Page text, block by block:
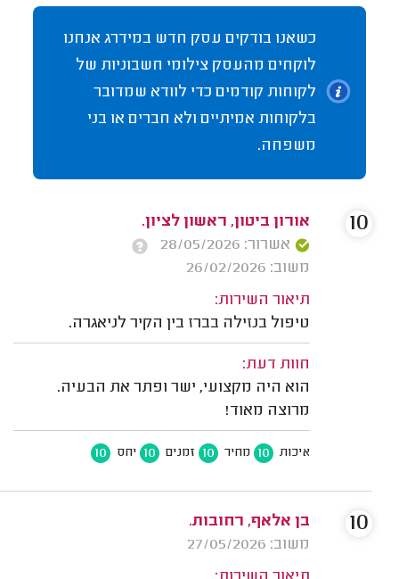
כשאנו בודקים עסק חדש במידרג אנחנו
לוקחים מהעסק צילומי חשבוניות של
לקוחות קודמים כדי לוודא שמדובר
בלקוחות אמיתיים ולא חברים או בני
משפחה.
אורון ביטון, ראשון לציון.
אשרור: 28/05/2026
משוב: 26/02/2026
תיאור השירות:
טיפול בנזילה בברז בין הקיר לניאגרה.
חוות דעת:
הוא היה מקצועי, ישר ופתר את הבעיה.
מרוצה מאוד!
איכות 10 מחיר 10 זמנים 10 יחס 10
10
בן אלאף, רחובות.
משוב: 27/05/2026
10